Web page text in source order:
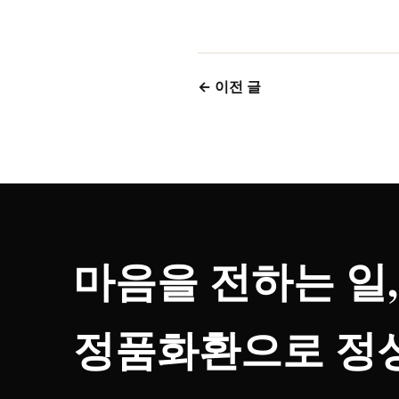
← 이전 글
마음을 전하는 일,
정품화환으로 정